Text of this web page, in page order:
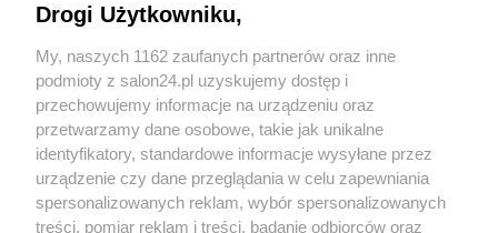
Sport
Społeczeństwo
Kultura
Drogi Użytkowniku,
My, naszych 1162 zaufanych partnerów oraz inne
podmioty z salon24.pl uzyskujemy dostęp i
przechowujemy informacje na urządzeniu oraz
przetwarzamy dane osobowe, takie jak unikalne
identyfikatory, standardowe informacje wysyłane przez
urządzenie czy dane przeglądania w celu zapewniania
spersonalizowanych reklam, wybór spersonalizowanych
treści, pomiar reklam i treści, badanie odbiorców oraz